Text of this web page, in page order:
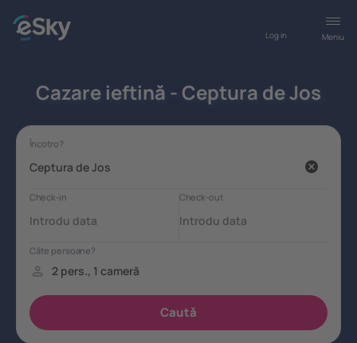
Meniu
Log in
Cazare ieftină - Ceptura de Jos